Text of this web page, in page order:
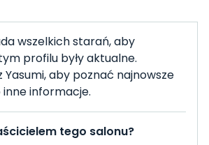
wszelkich starań, aby
profilu były aktualne.
Yasumi, aby poznać najnowsze
inne informacje.
tego salonu?